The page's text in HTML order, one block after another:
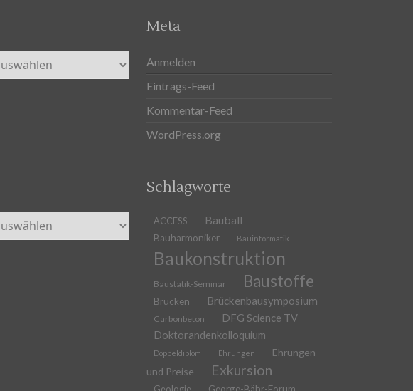
Meta
Anmelden
Eintrags-Feed
Kommentar-Feed
WordPress.org
Schlagworte
ACCESS Bauball
Bauharmoniker Bauinformatik
Baukonstruktion
Baustatik-Seminar Baustoffe
Brücken Brückenbausymposium
Carbonbeton
DFG Science TV
Doktorandenkolloquium
Doppeldiplom Ehrungen
Ehrungen
und Preise
Exkursion
Geologie George-Bähr-Forum